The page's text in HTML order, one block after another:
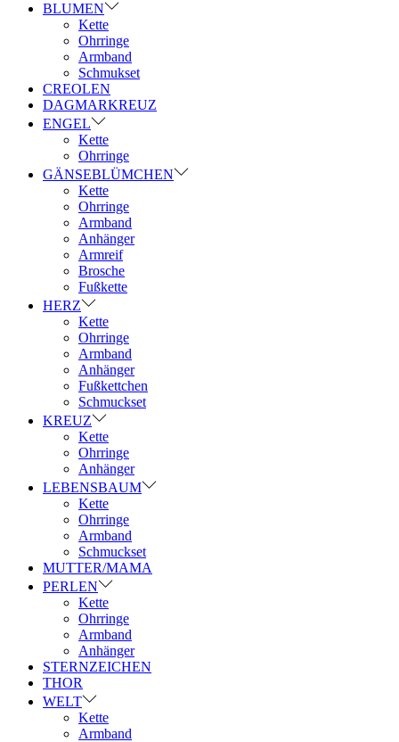
BLUMEN
Kette
Ohrringe
Armband
Schmukset
CREOLEN
DAGMARKREUZ
ENGEL
Kette
Ohrringe
GÄNSEBLÜMCHEN
Kette
Ohrringe
Armband
Anhänger
Armreif
Brosche
Fußkette
HERZ
Kette
Ohrringe
Armband
Anhänger
Fußkettchen
Schmuckset
KREUZ
Kette
Ohrringe
Anhänger
LEBENSBAUM
Kette
Ohrringe
Armband
Schmuckset
MUTTER/MAMA
PERLEN
Kette
Ohrringe
Armband
Anhänger
STERNZEICHEN
THOR
WELT
Kette
Armband